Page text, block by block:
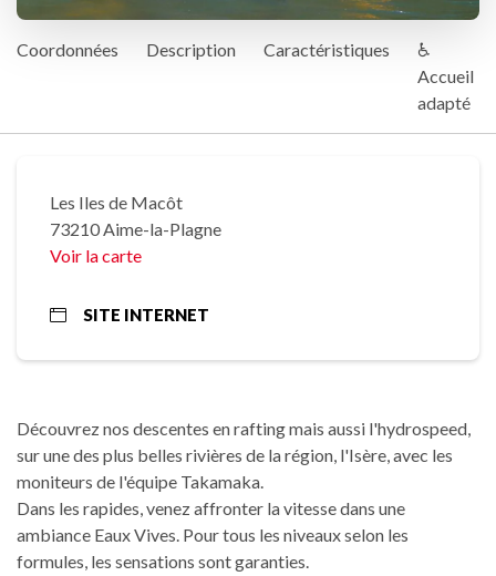
Coordonnées Description Caractéristiques
♿
Accueil
adapté
Les Iles de Macôt
73210 Aime-la-Plagne
Voir la carte
SITE INTERNET
Découvrez nos descentes en rafting mais aussi l'hydrospeed,
sur une des plus belles rivières de la région, l'Isère, avec les
moniteurs de l'équipe Takamaka.
Dans les rapides, venez affronter la vitesse dans une
ambiance Eaux Vives. Pour tous les niveaux selon les
formules, les sensations sont garanties.